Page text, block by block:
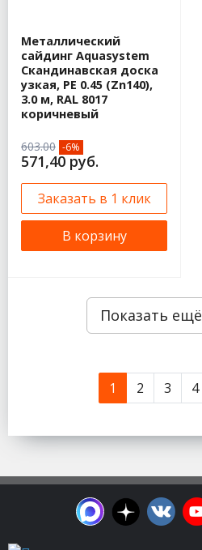
Металлический
сайдинг Aquasystem
Скандинавская доска
узкая, PE 0.45 (Zn140),
3.0 м, RAL 8017
коричневый
603.00 -6%
571,40 руб.
Заказать в 1 клик
В корзину
Показать
1 2 3 4